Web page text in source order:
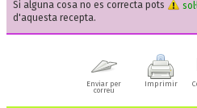
Si alguna cosa no es correcta pots
d'aquesta recepta.
Enviar per
correu
Imprimir